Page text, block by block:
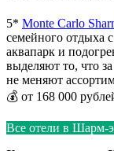
5* Monte Carlo
семейного отдыха
аквапарк и
выделяют то, что
не меняют
💰 от 168 000
Все отели в Шарм-